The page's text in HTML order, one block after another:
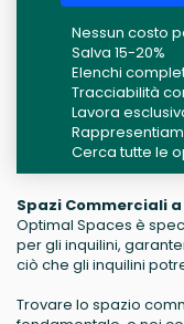
Nessun costo
Salva 15-20%
Elenchi
Tracciabilità
Lavora
Cerca tutte le
Spazi Commerciali a
Optimal Spaces è
per gli inquilini,
ciò che gli inquilini
Trovare lo spazio